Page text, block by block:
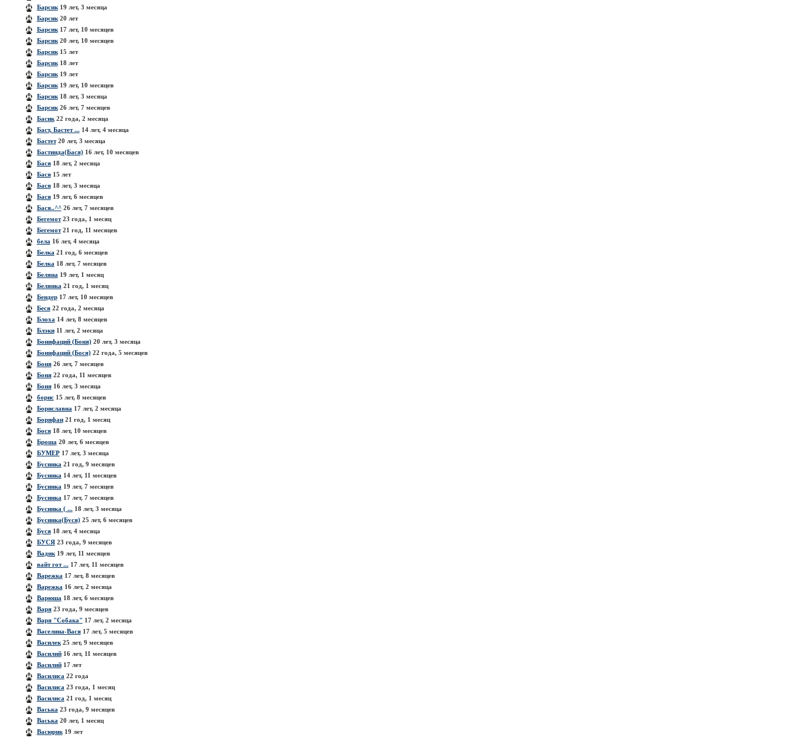
Барсик19 лет, 3 месяца
Барсик20 лет
Барсик17 лет, 10 месяцев
Барсик20 лет, 10 месяцев
Барсик15 лет
Барсик18 лет
Барсик19 лет
Барсик19 лет, 10 месяцев
Барсик18 лет, 3 месяца
Барсик26 лет, 7 месяцев
Басик22 года, 2 месяца
Баст, Бастет ...14 лет, 4 месяца
Бастет20 лет, 3 месяца
Бастинда(Бася)16 лет, 10 месяцев
Бася18 лет, 2 месяца
Бася15 лет
Бася18 лет, 3 месяца
Бася19 лет, 6 месяцев
Бася..^^26 лет, 7 месяцев
Бегемот23 года, 1 месяц
Бегемот21 год, 11 месяцев
бела 16 лет, 4 месяца
Белка 21 год, 6 месяцев
Белка 18 лет, 7 месяцев
Беляна 19 лет, 1 месяц
Белянка 21 год, 1 месяц
Бендер17 лет, 10 месяцев
Беся22 года, 2 месяца
Блоха 14 лет, 8 месяцев
Блэки11 лет, 2 месяца
Бонифаций (Боня)20 лет, 3 месяца
Бонифаций (Бося)22 года, 5 месяцев
Боня26 лет, 7 месяцев
Боня22 года, 11 месяцев
Боня16 лет, 3 месяца
борис15 лет, 8 месяцев
Бориславна 17 лет, 2 месяца
Борифан21 год, 1 месяц
Бося18 лет, 10 месяцев
Броша 20 лет, 6 месяцев
БУМЕР17 лет, 3 месяца
Бусинка 21 год, 9 месяцев
Бусинка 14 лет, 11 месяцев
Бусинка 19 лет, 7 месяцев
Бусинка 17 лет, 7 месяцев
Бусинка ( ...18 лет, 3 месяца
Бусинка(Буся)25 лет, 6 месяцев
Буся18 лет, 4 месяца
БУСЯ23 года, 9 месяцев
Вадик19 лет, 11 месяцев
вайт гот ...17 лет, 11 месяцев
Варежка 17 лет, 8 месяцев
Варежка 16 лет, 2 месяца
Варюша 18 лет, 6 месяцев
Варя23 года, 9 месяцев
Варя "Собака" 17 лет, 2 месяца
Васелина-Вася17 лет, 5 месяцев
Василек25 лет, 9 месяцев
Василий16 лет, 11 месяцев
Василий17 лет
Василиса 22 года
Василиса 23 года, 1 месяц
Василиса 21 год, 1 месяц
Васька 23 года, 9 месяцев
Васька 20 лет, 1 месяц
Васюрик19 лет